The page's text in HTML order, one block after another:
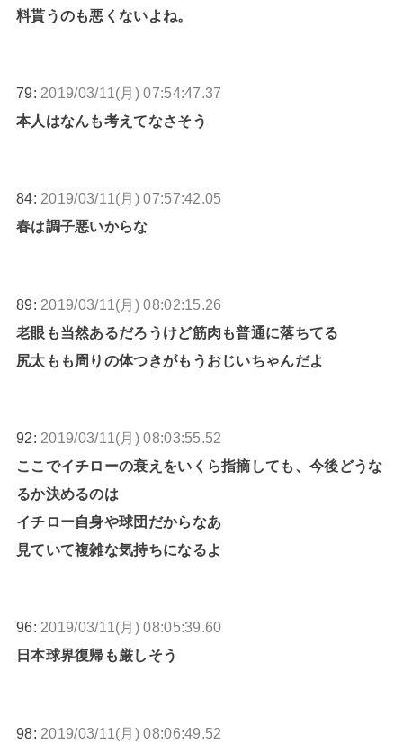
料貰うのも悪くないよね。
79: 2019/03/11(月) 07:54:47.37
本人はなんも考えてなさそう
84: 2019/03/11(月) 07:57:42.05
春は調子悪いからな
89: 2019/03/11(月) 08:02:15.26
老眼も当然あるだろうけど筋肉も普通に落ちてる
尻太もも周りの体つきがもうおじいちゃんだよ
92: 2019/03/11(月) 08:03:55.52
ここでイチローの衰えをいくら指摘しても、今後どうな
るか決めるのは
イチロー自身や球団だからなあ
見ていて複雑な気持ちになるよ
96: 2019/03/11(月) 08:05:39.60
日本球界復帰も厳しそう
98: 2019/03/11(月) 08:06:49.52